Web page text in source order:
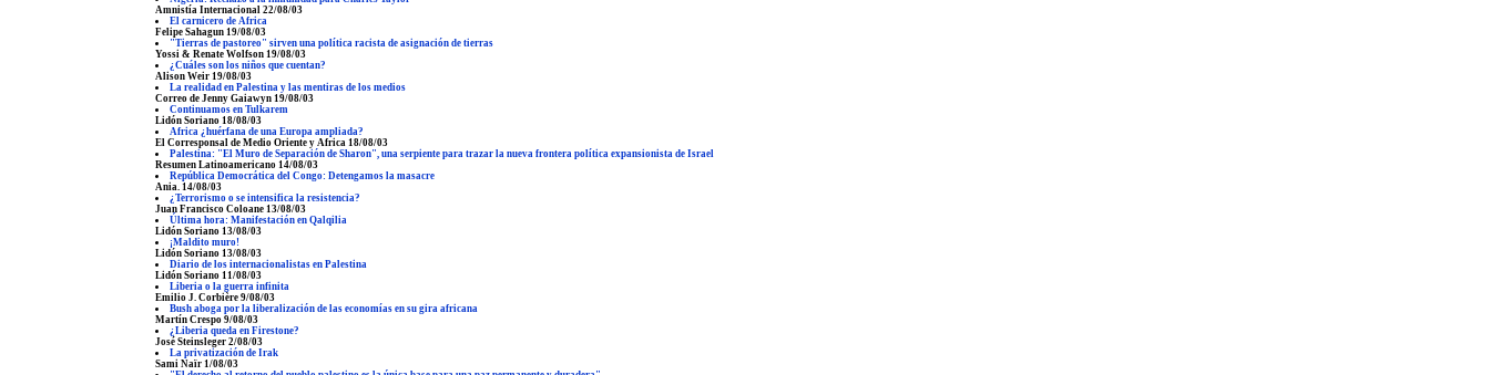
Amnistía Internacional 22/08/03
El carnicero de Africa
Felipe Sahagun 19/08/03
"Tierras de pastoreo" sirven una política racista de asignación de tierras
Yossi & Renate Wolfson 19/08/03
¿Cuáles son los niños que cuentan?
Alison Weir 19/08/03
La realidad en Palestina y las mentiras de los medios
Correo de Jenny Gaiawyn 19/08/03
Continuamos en Tulkarem
Lidón Soriano 18/08/03
Africa ¿huérfana de una Europa ampliada?
El Corresponsal de Medio Oriente y Africa 18/08/03
Palestina: "El Muro de Separación de Sharon", una serpiente para trazar la nueva frontera política expansionista de Israel
Resumen Latinoamericano 14/08/03
República Democrática del Congo: Detengamos la masacre
Ania. 14/08/03
¿Terrorismo o se intensifica la resistencia?
Juan Francisco Coloane 13/08/03
Última hora: Manifestación en Qalqilia
Lidón Soriano 13/08/03
¡Maldito muro!
Lidón Soriano 13/08/03
Diario de los internacionalistas en Palestina
Lidón Soriano 11/08/03
Liberia o la guerra infinita
Emilio J. Corbière 9/08/03
Bush aboga por la liberalización de las economías en su gira africana
Martín Crespo 9/08/03
¿Liberia queda en Firestone?
José Steinsleger 2/08/03
La privatización de Irak
Sami Naïr 1/08/03